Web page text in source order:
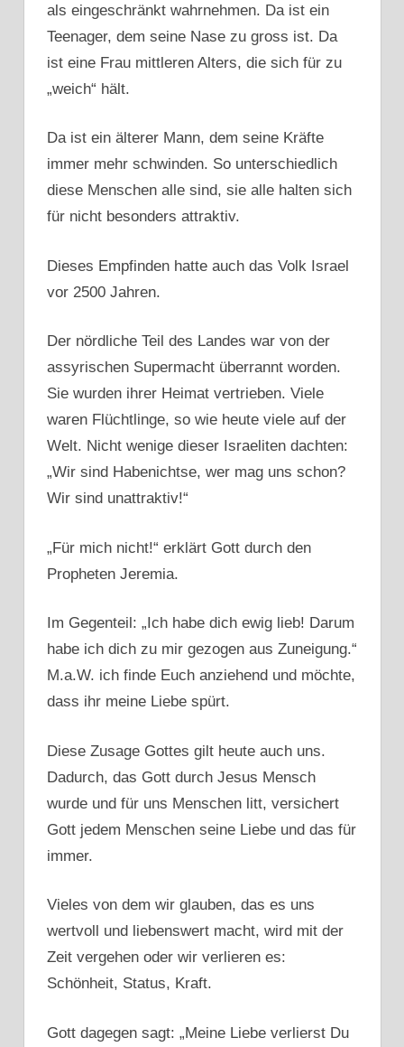
als eingeschränkt wahrnehmen. Da ist ein
Teenager, dem seine Nase zu gross ist. Da
ist eine Frau mittleren Alters, die sich für zu
„weich“ hält.
Da ist ein älterer Mann, dem seine Kräfte
immer mehr schwinden. So unterschiedlich
diese Menschen alle sind, sie alle halten sich
für nicht besonders attraktiv.
Dieses Empfinden hatte auch das Volk Israel
vor 2500 Jahren.
Der nördliche Teil des Landes war von der
assyrischen Supermacht überrannt worden.
Sie wurden ihrer Heimat vertrieben. Viele
waren Flüchtlinge, so wie heute viele auf der
Welt. Nicht wenige dieser Israeliten dachten:
„Wir sind Habenichtse, wer mag uns schon?
Wir sind unattraktiv!“
„Für mich nicht!“ erklärt Gott durch den
Propheten Jeremia.
Im Gegenteil: „Ich habe dich ewig lieb! Darum
habe ich dich zu mir gezogen aus Zuneigung.“
M.a.W. ich finde Euch anziehend und möchte,
dass ihr meine Liebe spürt.
Diese Zusage Gottes gilt heute auch uns.
Dadurch, das Gott durch Jesus Mensch
wurde und für uns Menschen litt, versichert
Gott jedem Menschen seine Liebe und das für
immer.
Vieles von dem wir glauben, das es uns
wertvoll und liebenswert macht, wird mit der
Zeit vergehen oder wir verlieren es:
Schönheit, Status, Kraft.
Gott dagegen sagt: „Meine Liebe verlierst Du